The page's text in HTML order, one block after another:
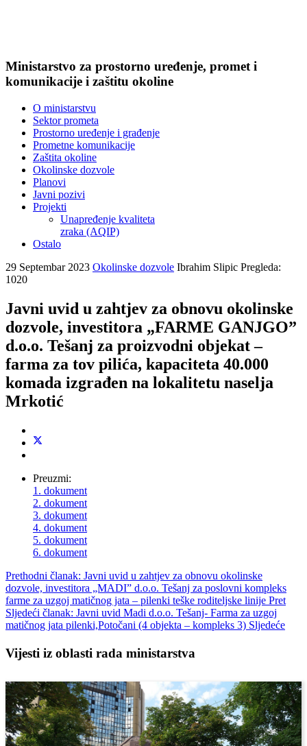
Ministarstvo za prostorno uređenje, promet i
komunikacije i zaštitu okoline
O ministarstvu
Sektor prometa
Prostorno uređenje i građenje
Prometne komunikacije
Zaštita okoline
Okolinske dozvole
Planovi
Javni pozivi
Projekti
Unapređenje kvaliteta
zraka (AQIP)
Ostalo
29 Septembar 2023 Okolinske dozvole Ibrahim Slipic Pregleda:
1020
Javni uvid u zahtjev za obnovu okolinske
dozvole, investitora „FARME GANJGO”
d.o.o. Tešanj za proizvodni objekat –
farma za tov pilića, kapaciteta 40.000
komada izgrađen na lokalitetu naselja
Mrkotić
Preuzmi:
1. dokument
2. dokument
3. dokument
4. dokument
5. dokument
6. dokument
Prethodni članak: Javni uvid u zahtjev za obnovu okolinske
dozvole, investitora „MADI” d.o.o. Tešanj za poslovni kompleks
farme za uzgoj matičnog jata – pilenki teške roditeljske linije Pret
Sljedeći članak: Javni uvid Madi d.o.o. Tešanj- Farma za uzgoj
matičnog jata pilenki,Potočani (4 objekta – kompleks 3) Sljedeće
Vijesti iz oblasti rada ministarstva